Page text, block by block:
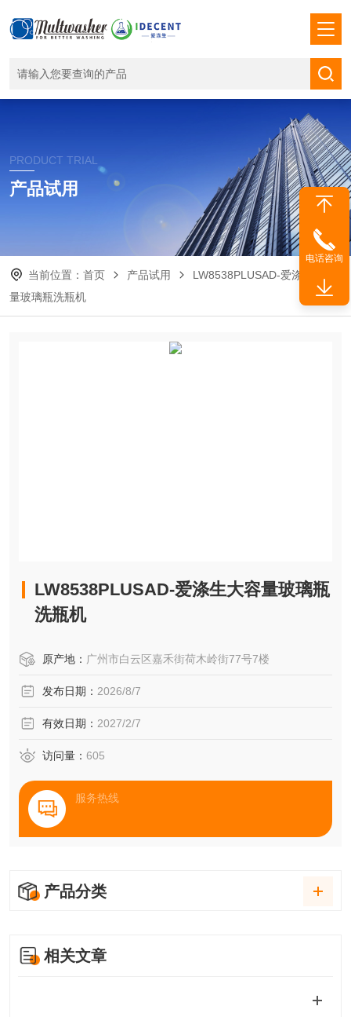
PRODUCT TRIAL
产品试用
当前位置： 首页 产品试用
LW8538PLUSAD-爱涤生大容
量玻璃瓶洗瓶机
LW8538PLUSAD-爱涤生大容量玻璃瓶
洗瓶机
原产地： 广州市白云区嘉禾街荷木岭街77号7楼
发布日期： 2026/8/7
有效日期： 2027/2/7
访问量： 605
服务热线
产品分类
相关文章
电话咨询